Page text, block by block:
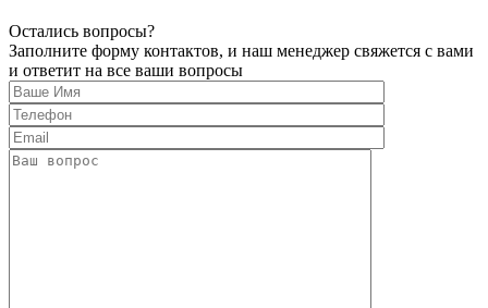
Остались вопросы?
Заполните форму контактов, и наш менеджер свяжется с вами
и ответит на все ваши вопросы